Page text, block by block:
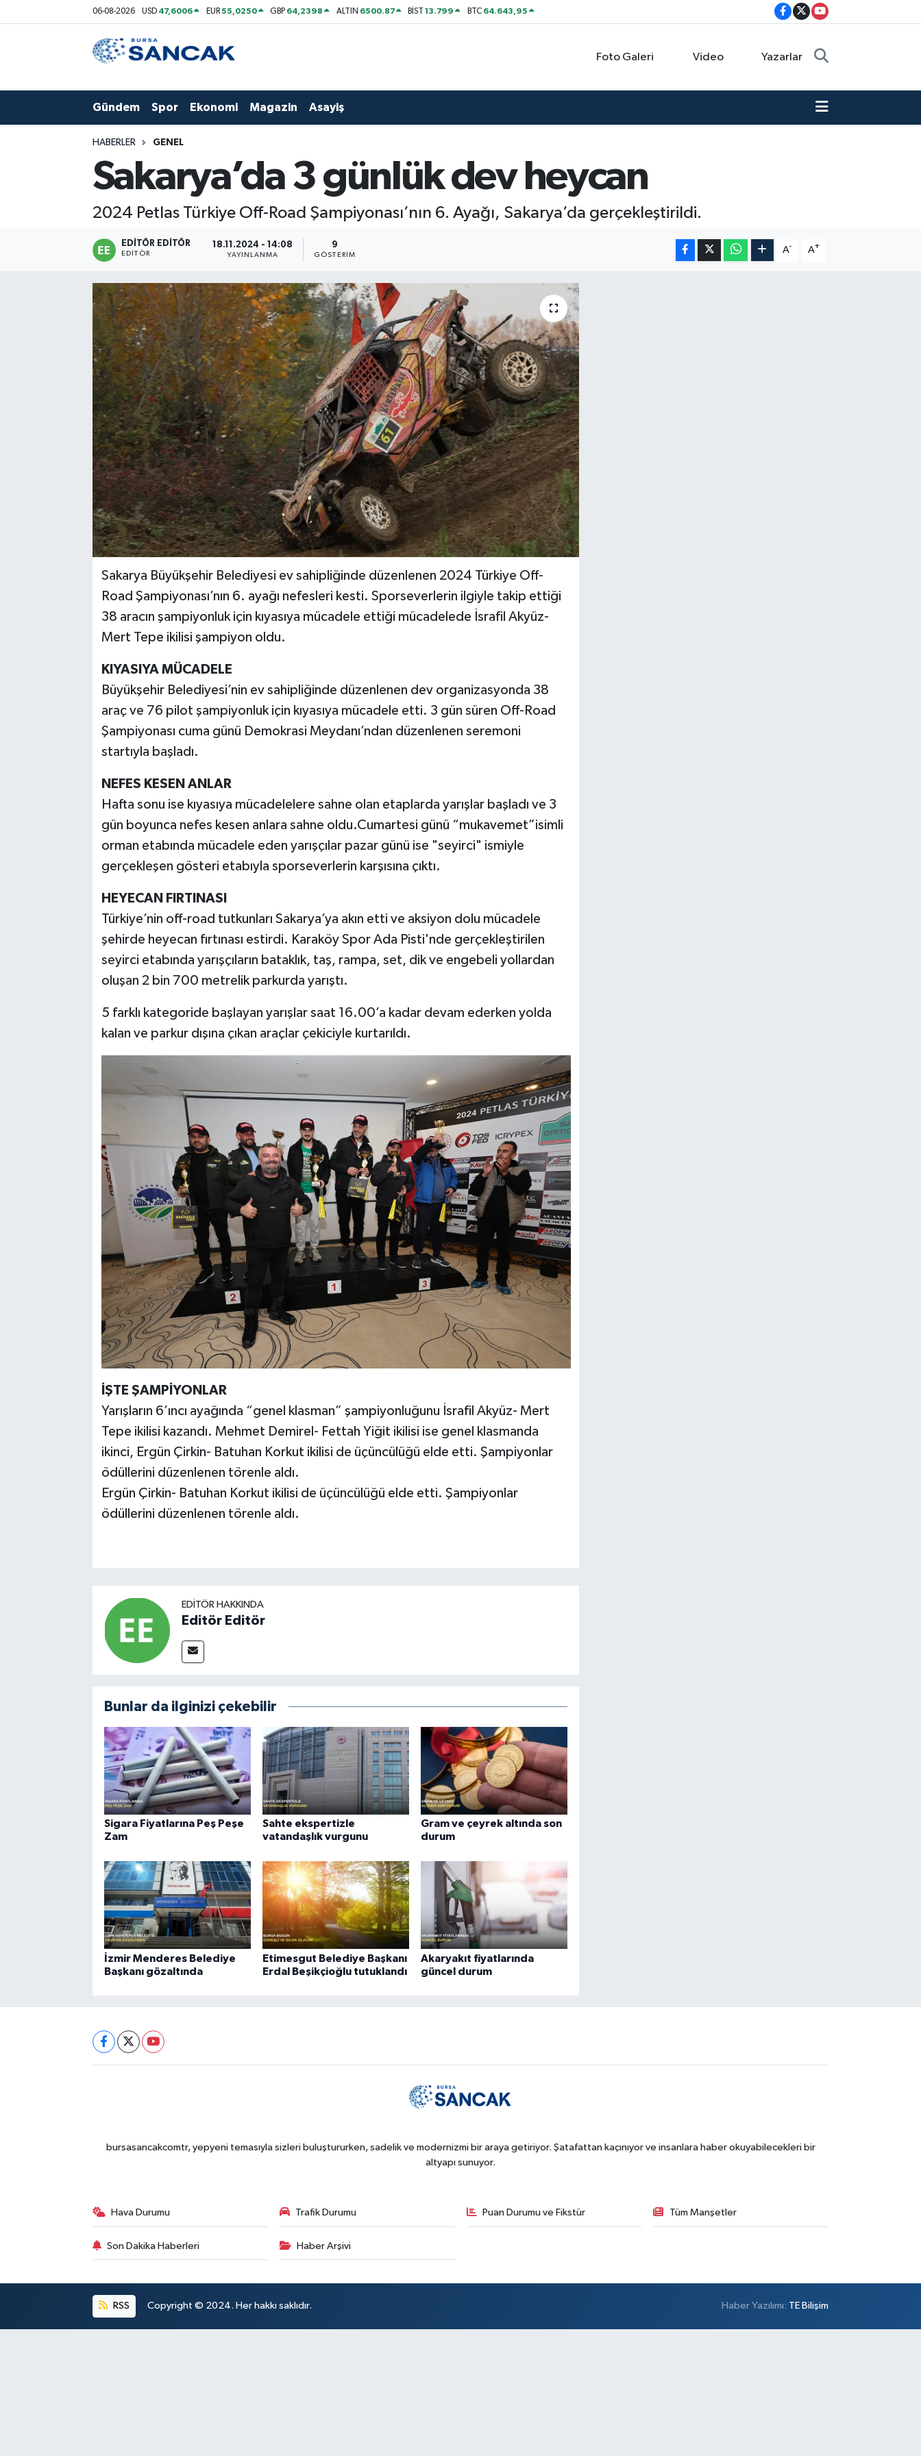
06-08-2026 USD 47,6006 EUR55,0250 GBP 64,2398 ALTIN 6500.87 BİST13.799 BTC 64.643,95
Foto Galeri Video Yazarlar
Gündem Spor Ekonomi Magazin Asayiş
HABERLER GENEL
Sakarya’da 3 günlük dev heycan
2024 Petlas Türkiye Off-Road Şampiyonası’nın 6. Ayağı, Sakarya’da gerçekleştirildi.
EDITÖR EDITÖR
EDITÖR
18.11.2024 - 14:08
YAYINLANMA
9
GÖSTERIM
A- A+
Sakarya Büyükşehir Belediyesi ev sahipliğinde düzenlenen 2024 Türkiye Off-
Road Şampiyonası’nın 6. ayağı nefesleri kesti. Sporseverlerin ilgiyle takip ettiği
38 aracın şampiyonluk için kıyasıya mücadele ettiği mücadelede İsrafil Akyüz-
Mert Tepe ikilisi şampiyon oldu.
KIYASIYA MÜCADELE
Büyükşehir Belediyesi’nin ev sahipliğinde düzenlenen dev organizasyonda 38
araç ve 76 pilot şampiyonluk için kıyasıya mücadele etti. 3 gün süren Off-Road
Şampiyonası cuma günü Demokrasi Meydanı’ndan düzenlenen seremoni
startıyla başladı.
NEFES KESEN ANLAR
Hafta sonu ise kıyasıya mücadelelere sahne olan etaplarda yarışlar başladı ve 3
gün boyunca nefes kesen anlara sahne oldu.Cumartesi günü “mukavemet”isimli
orman etabında mücadele eden yarışçılar pazar günü ise "seyirci" ismiyle
gerçekleşen gösteri etabıyla sporseverlerin karşısına çıktı.
HEYECAN FIRTINASI
Türkiye’nin off-road tutkunları Sakarya’ya akın etti ve aksiyon dolu mücadele
şehirde heyecan fırtınası estirdi. Karaköy Spor Ada Pisti'nde gerçekleştirilen
seyirci etabında yarışçıların bataklık, taş, rampa, set, dik ve engebeli yollardan
oluşan 2 bin 700 metrelik parkurda yarıştı.
5 farklı kategoride başlayan yarışlar saat 16.00’a kadar devam ederken yolda
kalan ve parkur dışına çıkan araçlar çekiciyle kurtarıldı.
İŞTE ŞAMPİYONLAR
Yarışların 6’ıncı ayağında “genel klasman” şampiyonluğunu İsrafil Akyüz- Mert
Tepe ikilisi kazandı. Mehmet Demirel- Fettah Yiğit ikilisi ise genel klasmanda
ikinci, Ergün Çirkin- Batuhan Korkut ikilisi de üçüncülüğü elde etti. Şampiyonlar
ödüllerini düzenlenen törenle aldı.
Ergün Çirkin- Batuhan Korkut ikilisi de üçüncülüğü elde etti. Şampiyonlar
ödüllerini düzenlenen törenle aldı.
EDITÖR HAKKINDA
Editör Editör
Bunlar da ilginizi çekebilir
Sigara Fiyatlarına Peş Peşe
Zam
Sahte ekspertizle
vatandaşlık vurgunu
Gram ve çeyrek altında son
durum
İzmir Menderes Belediye
Başkanı gözaltında
Etimesgut Belediye Başkanı
Erdal Beşikçioğlu tutuklandı
Akaryakıt fiyatlarında
güncel durum
bursasancakcomtr, yepyeni temasıyla sizleri buluştururken, sadelik ve modernizmi bir araya getiriyor. Şatafattan kaçınıyor ve insanlara haber okuyabilecekleri bir
altyapı sunuyor.
Hava Durumu Trafik Durumu Puan Durumu ve Fikstür Tüm Manşetler
Son Dakika Haberleri Haber Arşivi
RSS Copyright © 2024. Her hakkı saklıdır. Haber Yazılımı: TE Bilişim
Hava Durumu
Son Dakika Haberleri